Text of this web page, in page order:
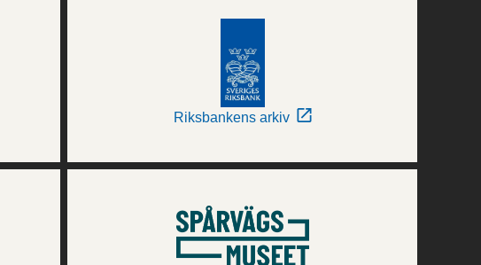
Riksbankens arkiv